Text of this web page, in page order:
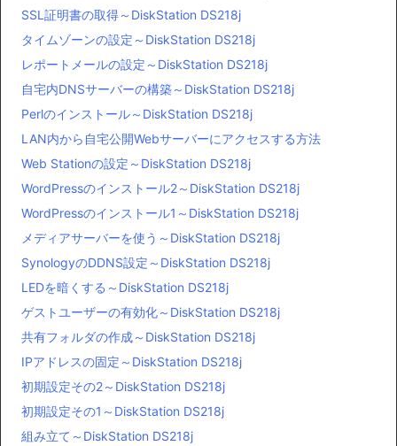
SSL証明書の取得～DiskStation DS218j
タイムゾーンの設定～DiskStation DS218j
レポートメールの設定～DiskStation DS218j
自宅内DNSサーバーの構築～DiskStation DS218j
Perlのインストール～DiskStation DS218j
LAN内から自宅公開Webサーバーにアクセスする方法
Web Stationの設定～DiskStation DS218j
WordPressのインストール2～DiskStation DS218j
WordPressのインストール1～DiskStation DS218j
メディアサーバーを使う～DiskStation DS218j
SynologyのDDNS設定～DiskStation DS218j
LEDを暗くする～DiskStation DS218j
ゲストユーザーの有効化～DiskStation DS218j
共有フォルダの作成～DiskStation DS218j
IPアドレスの固定～DiskStation DS218j
初期設定その2～DiskStation DS218j
初期設定その1～DiskStation DS218j
組み立て～DiskStation DS218j